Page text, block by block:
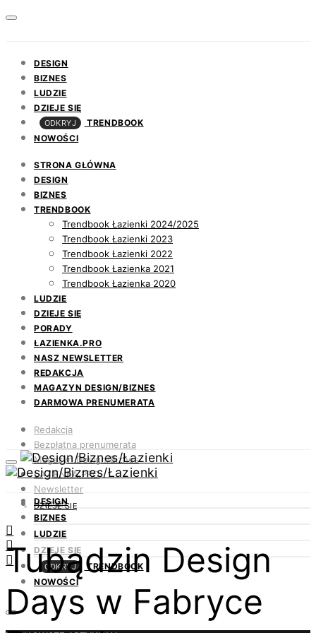
DESIGN
BIZNES
LUDZIE
DZIEJE SIĘ
ODKRYJ
TRENDBOOK
NOWOŚCI
STRONA GŁÓWNA
DESIGN
BIZNES
TRENDBOOK
Trendbook Łazienki 2024/2025
Trendbook Łazienki 2023
Trendbook Łazienki 2022
Trendbook Łazienka 2021
Trendbook Łazienka 2020
LUDZIE
DZIEJE SIĘ
PORADY
ŁAZIENKA.PRO
NASZ NEWSLETTER
REDAKCJA
MAGAZYN DESIGN/BIZNES
DARMOWA PRENUMERATA
Redakcja
Bezpłatna prenumerata
Magazyn Design/Biznes
ŁAZIENKA.PRO
Newsletter
Kontakt
DESIGN
BIZNES
LUDZIE
DZIEJE SIĘ
ODKRYJ
TRENDBOOK
NOWOŚCI
DZIEJE SIĘ
Tubądzin Design
Days w Fabryce